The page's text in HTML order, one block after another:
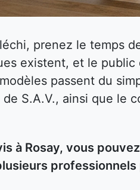
prenez le temps
existent, et le
passent du
S.A.V., ainsi que le
à Rosay, vous